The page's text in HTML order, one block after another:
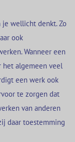
je wellicht denkt. Zo
ook
Wanneer een
het algemeen veel
een werk ook
te zorgen dat
van anderen
daar toestemming